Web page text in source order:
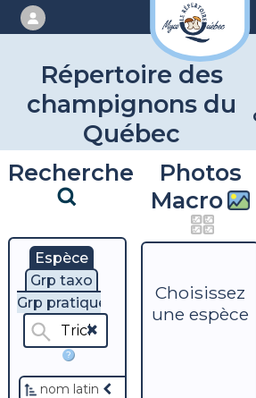
Répertoire des
champignons du
Québec
Recherche
Espèce
Grp taxo
Grp pratique
?
nom latin
Photos
Macro
Choisissez
une espèce